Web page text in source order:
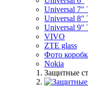
Universal 7"
Universal 8"
Universal 9"
VIVO
ZTE glass
Фото
Nokia
Защитные